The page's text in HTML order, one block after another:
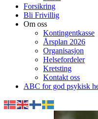
Forsikring
Bli Frivillig
Om oss
Kontingentkasse
Årsplan 2026
Organisasjon
Helsefordeler
Kretsting
Kontakt oss
ABC for god psykisk